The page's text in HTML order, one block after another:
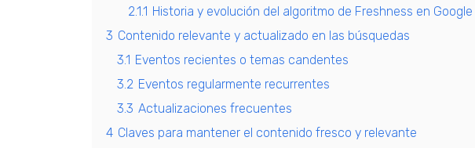
2.1.1 Historia y evolución del algoritmo de Freshness en Google
3 Contenido relevante y actualizado en las búsquedas
3.1 Eventos recientes o temas candentes
3.2 Eventos regularmente recurrentes
3.3 Actualizaciones frecuentes
4 Claves para mantener el contenido fresco y relevante